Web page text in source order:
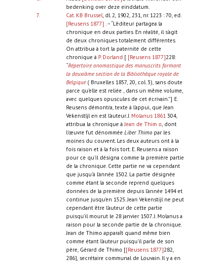
bedenking over deze einddatum.
7.
Cat. KB Brussel , dl. 2, 1902, 231, nr. 1223 : 70, ed.
[Reusens 1877] . – “L'éditeur partagea la
chronique en deux parties. En réalité, il s'agit
de deux chroniques totalement différentes.
On attribua à tort la paternité de cette
chronique à P. Dorland [ [Reusens 1877]228:
“Répertoire onomastique des manuscrits formant
la deuxiàme section de la Bibliothèque royale de
Belgique( Bruxelles 1857, 20, col. 3), sans doute
parce qu’elle est reliée , dans un même volume,
avec quelques opuscules de cet écrivain.”]. E.
Reusens démontra, texte à l'appui, que Jean
Vekenstljl en est l'auteur. J. Molanus 1861 304,
attribua la chronique à Jean de Thim o , dont
l'œuvre fut dénommée Liber Thimopar les
moines du couvent. Les deux auteurs ont à la
fois raison et à la fois tort. E. Reusens a raison
pour ce qu'il désigna comme la première partie
de la chronique. Cette partie ne va cependant
que jusqu’à l’année 1502. La partie désignée
comme étant la seconde reprend quelques
données de la première depuis l’année 1494 et
continue jusqu'en 1525. Jean Vekenstijl ne peut
cependant être l’auteur de cette partie
puisqu’il mourut le 28 janvier 1507. J. Molanus a
raison pour la seconde partie de la chronique.
Jean de Thimo apparaît quand même bien
comme étant l’auteur puisqu'il parle de son
père, Gérard de Thimo [[Reusens 1877]282,
286], secrétaire communal de Louvain. Il y a en